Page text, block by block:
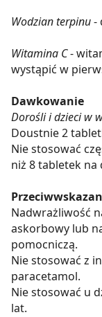
Wodzian terpinu-
Witamina C-
wystąpić w
Dawkowanie
Dorośli i dzieci w
Doustnie 2
Nie stosować
niż 8 tabletek na
Nadwrażliwość
askorbowy lub
pomocniczą.
Nie stosować z
paracetamol.
Nie stosować u
lat.